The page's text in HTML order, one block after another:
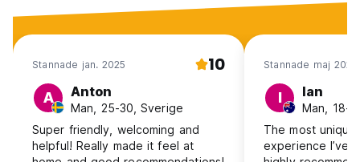
+ Incheckning 16:00 till 22:00
+ Utcheckning 8:00 till 11:00
Om du vill lämna ditt bagage före incheckning, vänligen
meddela oss i förväg.
+ Inget utegångsförbud
+ Vi accepterar kreditkort.
Betalning förväntas vid ankomst.
+ Alla rum är rökfria
Stannade jan. 2025 10
A Anton
Man, 25-30, Sverige
Super friendly, welcoming and
helpful! Really made it feel at
Stannade maj 2026
I Ian
Man, 18-
The most
experience I’ve